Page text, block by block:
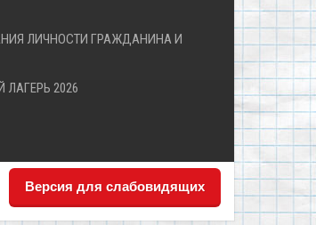
ЛИЧНОСТИ ГРАЖДАНИНА И
2026
Версия для слабовидящих